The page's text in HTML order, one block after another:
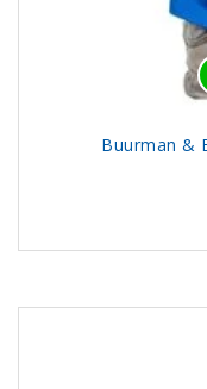
Buurman &